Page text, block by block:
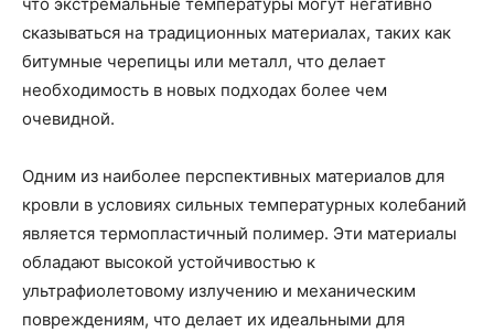
сказываться на традиционных материалах, таких как
битумные черепицы или металл, что делает
необходимость в новых подходах более чем
очевидной.
Одним из наиболее перспективных материалов для
кровли в условиях сильных температурных колебаний
является термопластичный полимер. Эти материалы
обладают высокой устойчивостью к
ультрафиолетовому излучению и механическим
повреждениям, что делает их идеальными для